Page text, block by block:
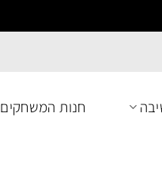
חנות המשחקים